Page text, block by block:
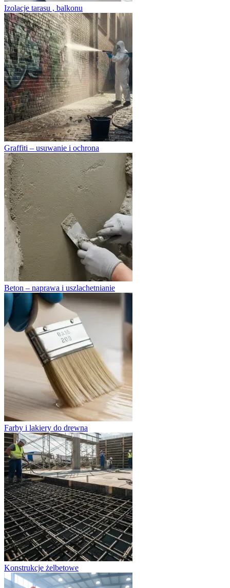
Izolacje tarasu , balkonu
Graffiti – usuwanie i ochrona
Beton – naprawa i uszlachetnianie
Farby i lakiery do drewna
Konstrukcje żelbetowe